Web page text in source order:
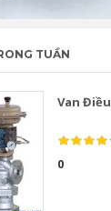
TUẦN
Van
0